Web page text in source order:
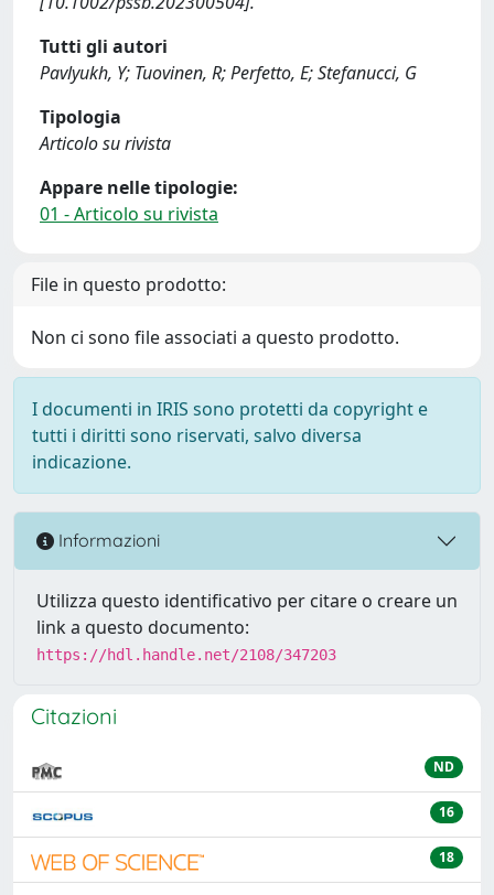
Tutti gli autori
Pavlyukh, Y; Tuovinen, R; Perfetto, E; Stefanucci, G
Tipologia
Articolo su rivista
Appare nelle tipologie:
01 - Articolo su rivista
File in questo prodotto:
Non ci sono file associati a questo prodotto.
I documenti in IRIS sono protetti da copyright e
tutti i diritti sono riservati, salvo diversa
indicazione.
Informazioni
Utilizza questo identificativo per citare o creare un
link a questo documento:
https://hdl.handle.net/2108/347203
Citazioni
ND
16
18